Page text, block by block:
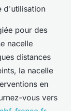
d'utilisation
pour des
nacelle
distances
la nacelle
en
vous vers